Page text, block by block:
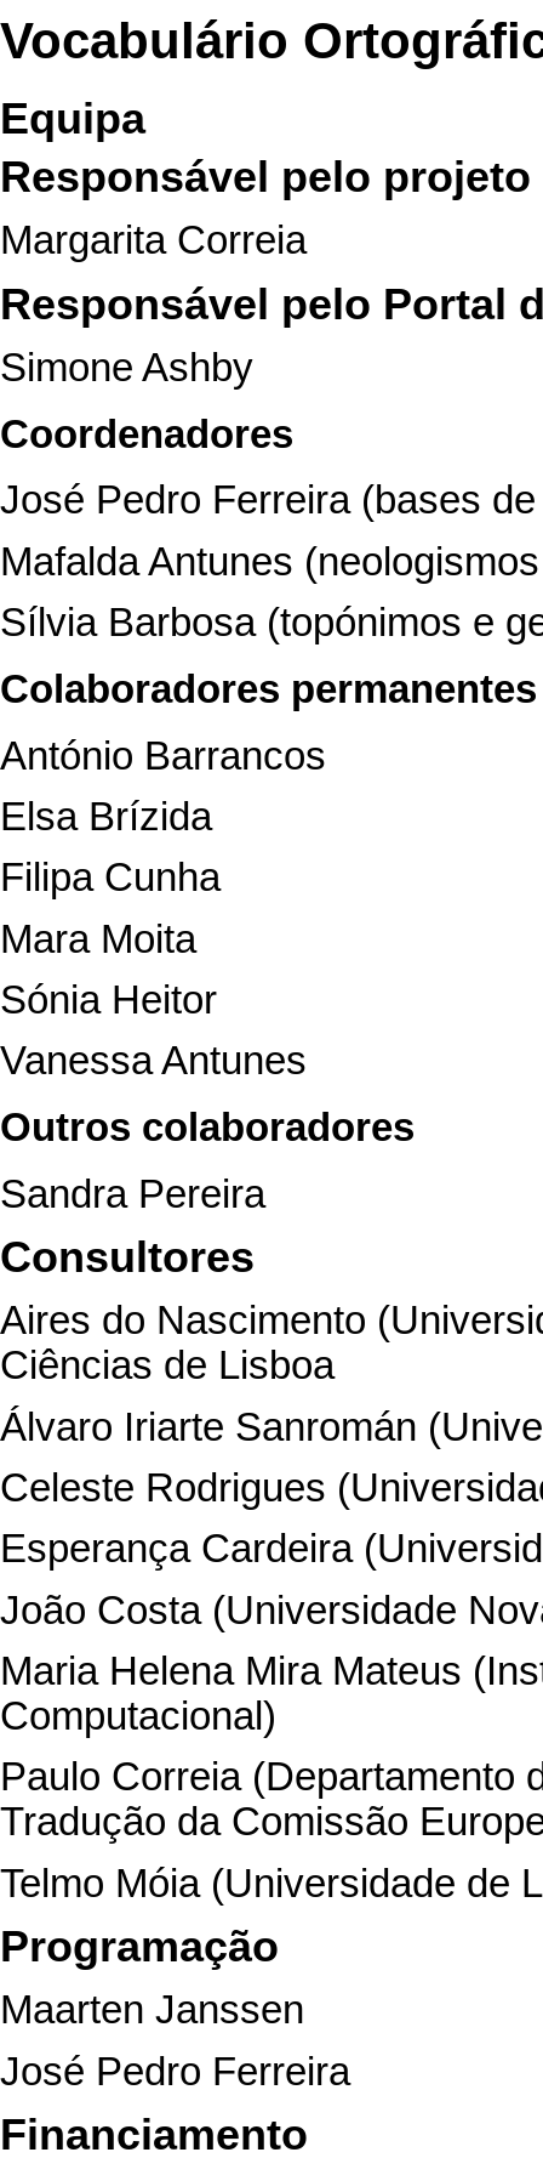
Vocabulário
Equipa
Responsável pelo projeto
Margarita Correia
Responsável pelo Portal
Simone Ashby
Coordenadores
José Pedro Ferreira (bases
Mafalda Antunes
Sílvia Barbosa (topónimos e
Colaboradores permanentes
António Barrancos
Elsa Brízida
Filipa Cunha
Mara Moita
Sónia Heitor
Vanessa Antunes
Outros colaboradores
Sandra Pereira
Consultores
Aires do Nascimento
Ciências de Lisboa
Álvaro Iriarte Sanromán
Celeste Rodrigues
Esperança Cardeira
João Costa (Universidade
Maria Helena Mira Mateus
Computacional)
Paulo Correia (Departamento
Tradução da Comissão
Telmo Móia (Universidade de
Programação
Maarten Janssen
José Pedro Ferreira
Financiamento